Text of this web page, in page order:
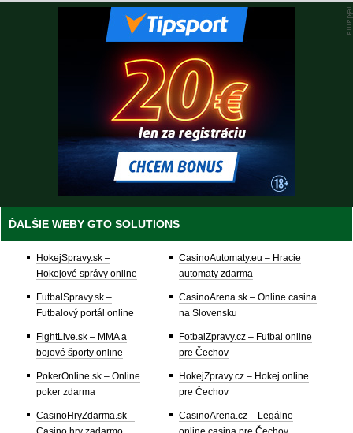
ĎALŠIE WEBY GTO SOLUTIONS
HokejSpravy.sk –
Hokejové správy online
FutbalSpravy.sk –
Futbalový portál online
FightLive.sk – MMA a
bojové športy online
PokerOnline.sk – Online
poker zdarma
CasinoHryZdarma.sk –
CasinoAutomaty.eu – Hracie
automaty zdarma
CasinoArena.sk – Online casina
na Slovensku
FotbalZpravy.cz – Futbal online
pre Čechov
HokejZpravy.cz – Hokej online
pre Čechov
CasinoArena.cz – Legálne